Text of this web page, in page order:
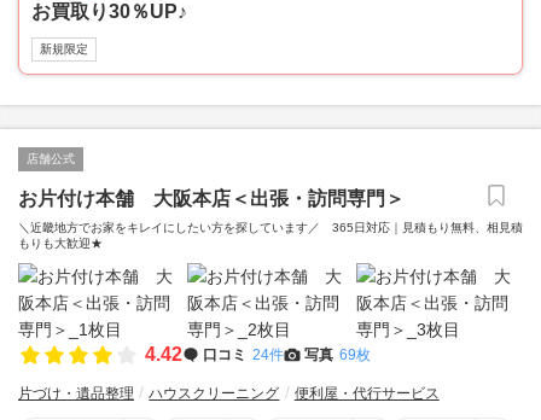
お買取り30％UP♪
新規限定
店舗公式
お片付け本舗 大阪本店＜出張・訪問専門＞
＼近畿地方でお家をキレイにしたい方を探しています／ 365日対応｜見積もり無料、相見積
もりも大歓迎★
4.42 口コミ 24件 写真 69枚
片づけ・遺品整理 ハウスクリーニング 便利屋・代行サービス